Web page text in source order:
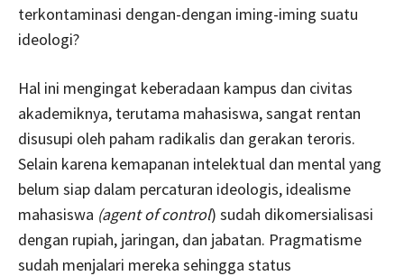
terkontaminasi dengan-dengan iming-iming suatu
ideologi?
Hal ini mengingat keberadaan kampus dan civitas
akademiknya, terutama mahasiswa, sangat rentan
disusupi oleh paham radikalis dan gerakan teroris.
Selain karena kemapanan intelektual dan mental yang
belum siap dalam percaturan ideologis, idealisme
mahasiswa (agent of control) sudah dikomersialisasi
dengan rupiah, jaringan, dan jabatan. Pragmatisme
sudah menjalari mereka sehingga status